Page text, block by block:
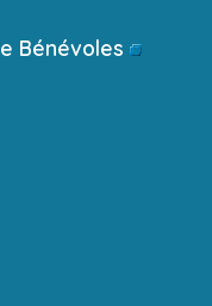
Bénévoles